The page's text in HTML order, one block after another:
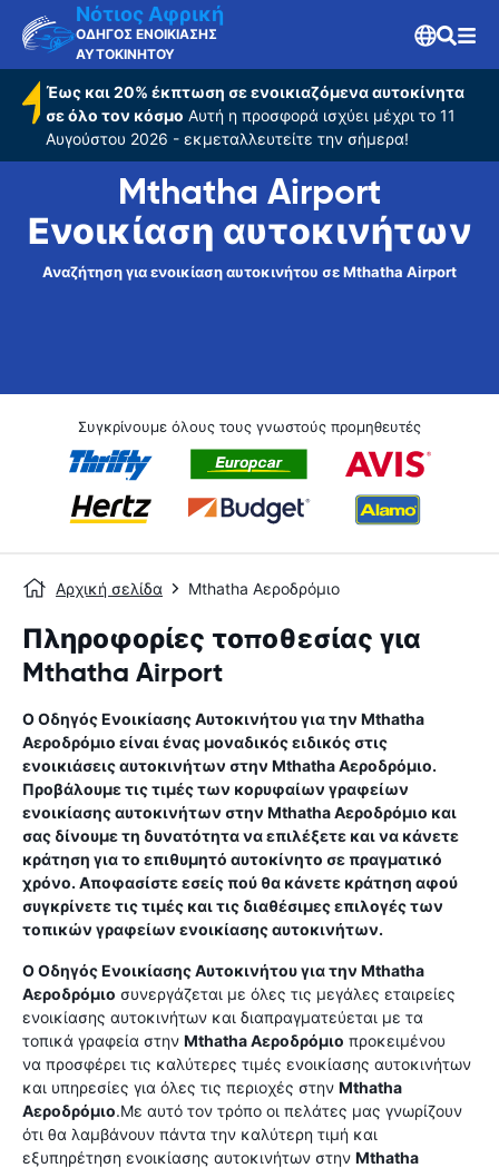
Νότιος Αφρική
ΟΔΗΓΟΣ ΕΝΟΙΚΙΑΣΗΣ
ΑΥΤΟΚΙΝΗΤΟΥ
Έως και 20% έκπτωση σε ενοικιαζόμενα αυτοκίνητα
σε όλο τον κόσμο Αυτή η προσφορά ισχύει μέχρι το 11
Αυγούστου 2026 - εκμεταλλευτείτε την σήμερα!
Mthatha Airport
Ενοικίαση αυτοκινήτων
Αναζήτηση για ενοικίαση αυτοκινήτου σε Mthatha Airport
Συγκρίνουμε όλους τους γνωστούς προμηθευτές
Αρχική σελίδα Mthatha Αεροδρόμιο
Πληροφορίες τοποθεσίας για
Mthatha Airport
Ο Οδηγός Ενοικίασης Αυτοκινήτου για την Mthatha
Αεροδρόμιο είναι ένας μοναδικός ειδικός στις
ενοικιάσεις αυτοκινήτων στην Mthatha Αεροδρόμιο.
Προβάλουμε τις τιμές των κορυφαίων γραφείων
ενοικίασης αυτοκινήτων στην Mthatha Αεροδρόμιο και
σας δίνουμε τη δυνατότητα να επιλέξετε και να κάνετε
κράτηση για το επιθυμητό αυτοκίνητο σε πραγματικό
χρόνο. Αποφασίστε εσείς πού θα κάνετε κράτηση αφού
συγκρίνετε τις τιμές και τις διαθέσιμες επιλογές των
τοπικών γραφείων ενοικίασης αυτοκινήτων.
Ο Οδηγός Ενοικίασης Αυτοκινήτου για την Mthatha
Αεροδρόμιο συνεργάζεται με όλες τις μεγάλες εταιρείες
ενοικίασης αυτοκινήτων και διαπραγματεύεται με τα
τοπικά γραφεία στην Mthatha Αεροδρόμιο προκειμένου
να προσφέρει τις καλύτερες τιμές ενοικίασης αυτοκινήτων
και υπηρεσίες για όλες τις περιοχές στην Mthatha
Αεροδρόμιο.Με αυτό τον τρόπο οι πελάτες μας γνωρίζουν
ότι θα λαμβάνουν πάντα την καλύτερη τιμή και
εξυπηρέτηση ενοικίασης αυτοκινήτων στην Mthatha